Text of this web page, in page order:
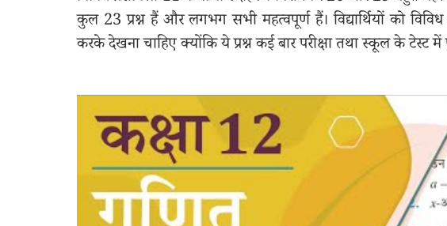
कुल 23 प्रश्न हैं और लगभग सभी महत्वपूर्ण हैं। विद्यार्थियों को विविध
करके देखना चाहिए क्योंकि ये प्रश्न कई बार परीक्षा तथा स्कूल के टेस्ट